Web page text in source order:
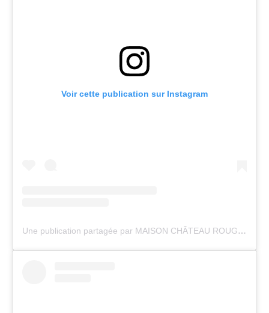
Voir cette publication sur Instagram
Une publication partagée par MAISON CHÂTEAU ROUGE (@maisonchateaurouge)